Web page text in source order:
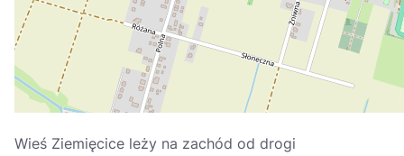
Wieś Ziemięcice leży na zachód od drogi